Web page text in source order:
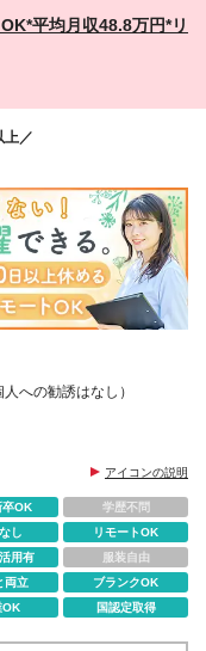
：広島/
島/大分/宮崎/沖縄 (変更
務地
平均月収48.8万円*リ
上／
への勧誘はなし）
アイコンの説明
卒OK
学歴不問
し
リモートOK
用有
服装自由
両立
ブランクOK
OK 国認定取得